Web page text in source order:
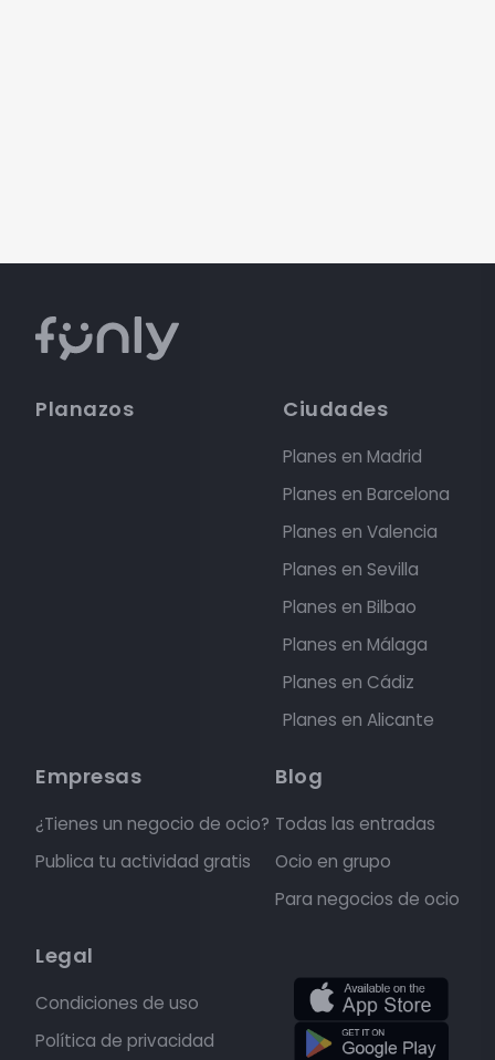
Planazos Ciudades
Planes en Madrid
Planes en Barcelona
Planes en Valencia
Planes en Sevilla
Planes en Bilbao
Planes en Málaga
Planes en Cádiz
Planes en Alicante
Empresas
¿Tienes un negocio de ocio?
Publica tu actividad gratis
Blog
Todas las entradas
Ocio en grupo
Para negocios de ocio
Legal
Condiciones de uso
Política de privacidad